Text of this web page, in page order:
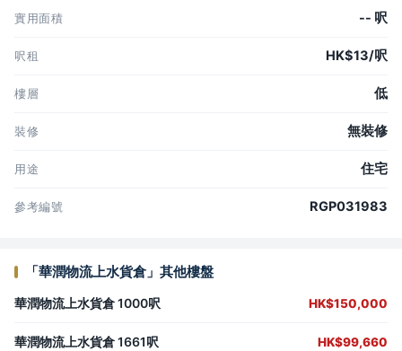
實用面積 -- 呎
呎租 HK$13/呎
樓層 低
裝修 無裝修
用途 住宅
參考編號 RGP031983
「華潤物流上水貨倉」其他樓盤
華潤物流上水貨倉 1000呎 HK$150,000
華潤物流上水貨倉 1661呎 HK$99,660